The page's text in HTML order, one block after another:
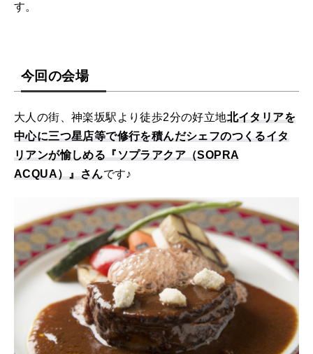
す。
今回の会場
大人の街、神楽坂駅より徒歩2分の好立地北イタリアを
中心に三つ星店等で修行を積んだシェフのつくるイタ
リアンが愉しめる『ソプラアクア（SOPRA
ACQUA）』さんです♪